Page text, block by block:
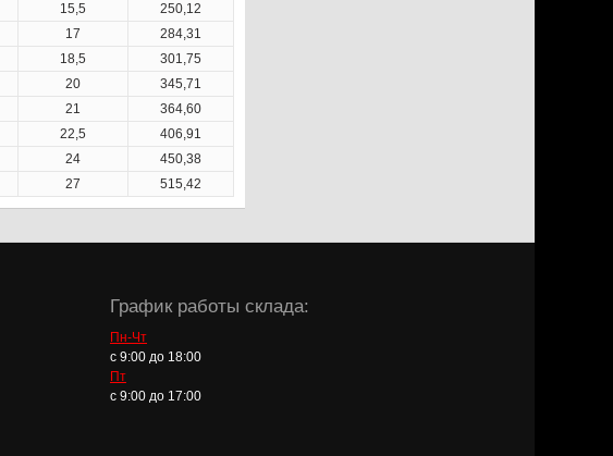
15,5
250,12
17
284,31
18,5
301,75
20
345,71
21
364,60
22,5
406,91
24
450,38
27 515,42
График работы склада:
Пн-Чт
с 9:00 до 18:00
Пт
с 9:00 до 17:00